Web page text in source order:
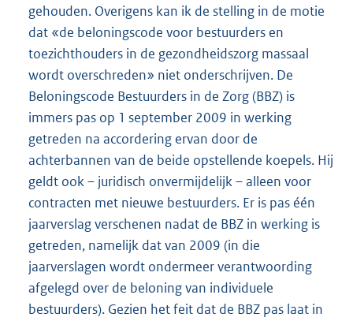
gehouden. Overigens kan ik de stelling in de motie
dat «de beloningscode voor bestuurders en
toezichthouders in de gezondheidszorg massaal
wordt overschreden» niet onderschrijven. De
Beloningscode Bestuurders in de Zorg (BBZ) is
immers pas op 1 september 2009 in werking
getreden na accordering ervan door de
achterbannen van de beide opstellende koepels. Hij
geldt ook – juridisch onvermijdelijk – alleen voor
contracten met nieuwe bestuurders. Er is pas één
jaarverslag verschenen nadat de BBZ in werking is
getreden, namelijk dat van 2009 (in die
jaarverslagen wordt ondermeer verantwoording
afgelegd over de beloning van individuele
bestuurders). Gezien het feit dat de BBZ pas laat in